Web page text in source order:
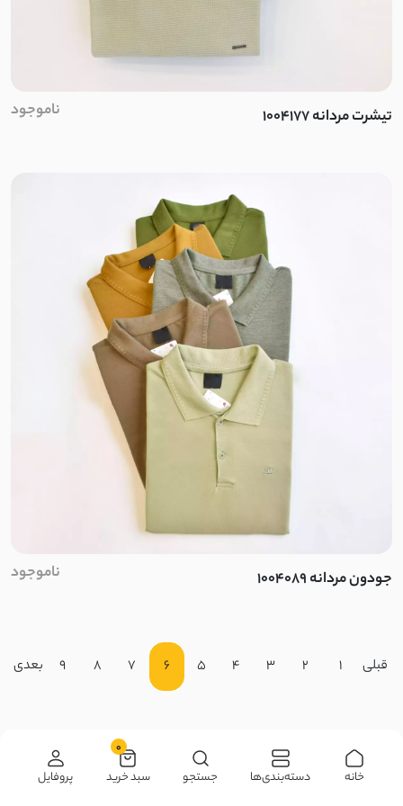
پنبه مچینست
سیلک مودال
تیشرت مردانه 1004177 ناموجود
جودون مردانه 1004089 ناموجود
قبلی 1
2
3
4
5
6
7
8
9 بعدی
خانه دسته‌بندی‌ها جستجو
0
سبد خرید پروفایل